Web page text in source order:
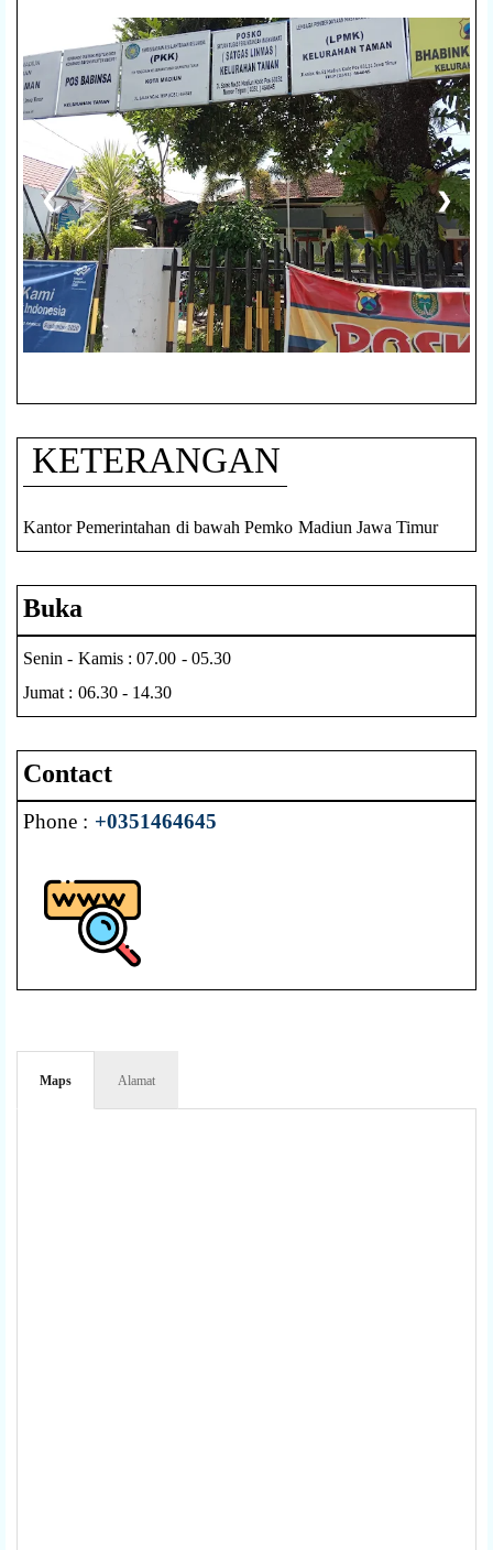
❮ ❯
KETERANGAN
Kantor Pemerintahan di bawah Pemko Madiun Jawa Timur
Buka
Senin - Kamis : 07.00 - 05.30
Jumat : 06.30 - 14.30
Contact
Phone : +0351464645
Maps Alamat